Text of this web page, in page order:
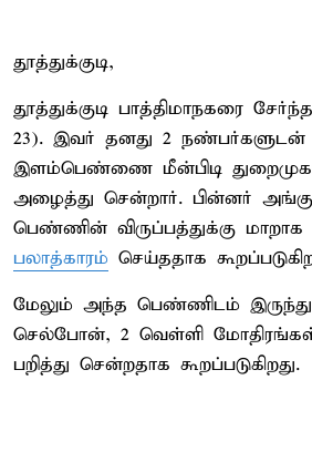
தூத்துக்குடி,
தூத்துக்குடி பாத்திமாநகரை
23). இவர் தனது 2 நண்பர்களுடன்
இளம்பெண்ணை மீன்பிடி
அழைத்து சென்றார். பின்னர்
பெண்ணின் விருப்பத்துக்கு மாறாக
பலாத்காரம் செய்ததாக
மேலும் அந்த பெண்ணிடம் இருந்து
செல்போன், 2 வெள்ளி
பறித்து சென்றதாக கூறப்படுகிறது.